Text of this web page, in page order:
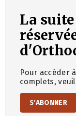
La
Pour accéder
complets,
S'ABONNER